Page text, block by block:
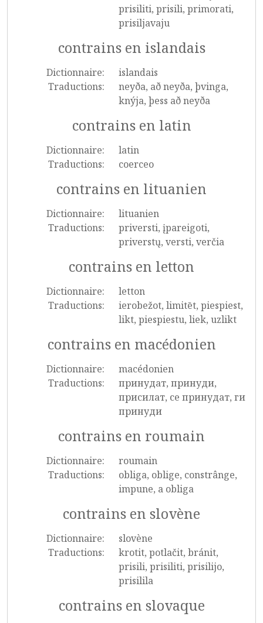
prisiliti, prisili, primorati,
prisiljavaju
contrains en islandais
Dictionnaire:
islandais
Traductions:
neyða, að neyða, þvinga,
knýja, þess að neyða
contrains en latin
Dictionnaire:
latin
Traductions:
coerceo
contrains en lituanien
Dictionnaire:
lituanien
Traductions:
priversti, įpareigoti,
priverstų, versti, verčia
contrains en letton
Dictionnaire:
letton
Traductions:
ierobežot, limitēt, piespiest,
likt, piespiestu, liek, uzlikt
contrains en macédonien
Dictionnaire:
macédonien
Traductions:
принудат, принуди,
присилат, се принудат, ги
принуди
contrains en roumain
Dictionnaire:
roumain
Traductions:
obliga, oblige, constrânge,
impune, a obliga
contrains en slovène
Dictionnaire:
slovène
Traductions:
krotit, potlačit, bránit,
prisili, prisiliti, prisilijo,
prisilila
contrains en slovaque